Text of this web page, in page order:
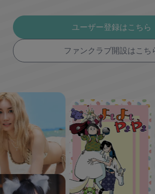
ユーザー登録はこちら
ファンクラブ開設はこち